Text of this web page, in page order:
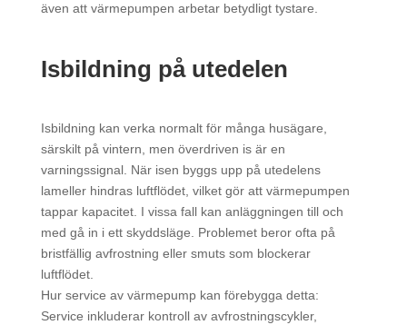
även att värmepumpen arbetar betydligt tystare.
Isbildning på utedelen
Isbildning kan verka normalt för många husägare,
särskilt på vintern, men överdriven is är en
varningssignal. När isen byggs upp på utedelens
lameller hindras luftflödet, vilket gör att värmepumpen
tappar kapacitet. I vissa fall kan anläggningen till och
med gå in i ett skyddsläge. Problemet beror ofta på
bristfällig avfrostning eller smuts som blockerar
luftflödet.
Hur service av värmepump kan förebygga detta:
Service inkluderar kontroll av avfrostningscykler,